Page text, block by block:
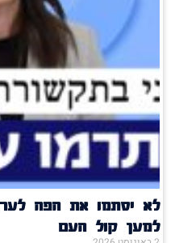
למען קול העם